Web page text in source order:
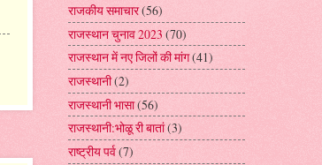
राजकीय समाचार(56)
राजस्थान चुनाव 2023 (70)
राजस्थान में नए जिलों की मांग(41)
राजस्थानी(2)
राजस्थानी भासा(56)
राजस्थानी:भोळू री बातां(3)
राष्ट्रीय पर्व(7)